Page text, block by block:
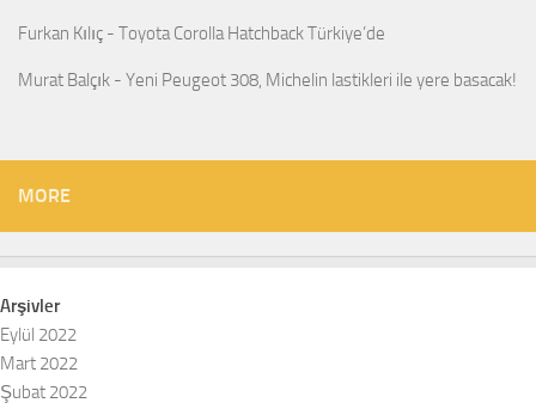
Furkan Kılıç - Toyota Corolla Hatchback Türkiye’de
Murat Balçık - Yeni Peugeot 308, Michelin lastikleri ile yere basacak!
MORE
Arşivler
Eylül 2022
Mart 2022
Şubat 2022